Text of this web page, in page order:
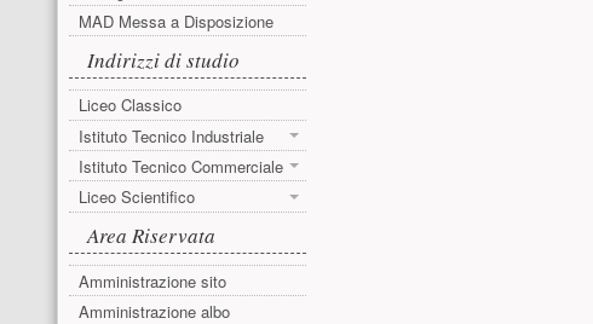
MAD Messa a Disposizione
Indirizzi di studio
Liceo Classico
Istituto Tecnico Industriale
Istituto Tecnico Commerciale
Liceo Scientifico
Area Riservata
Amministrazione sito
Amministrazione albo